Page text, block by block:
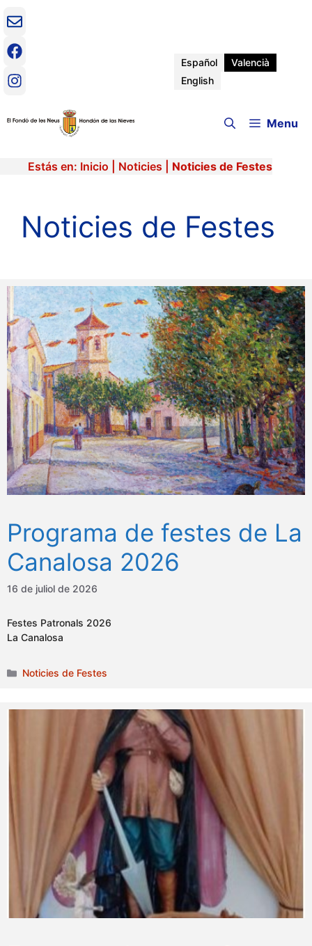
Vés
contingut
Español
Valencià
English
Menu
Estás en: Inicio Noticies Noticies de Festes
Noticies de Festes
Programa de festes de La
Canalosa 2026
16 de juliol de 2026
Festes Patronals 2026
La Canalosa
Categories
Noticies de Festes